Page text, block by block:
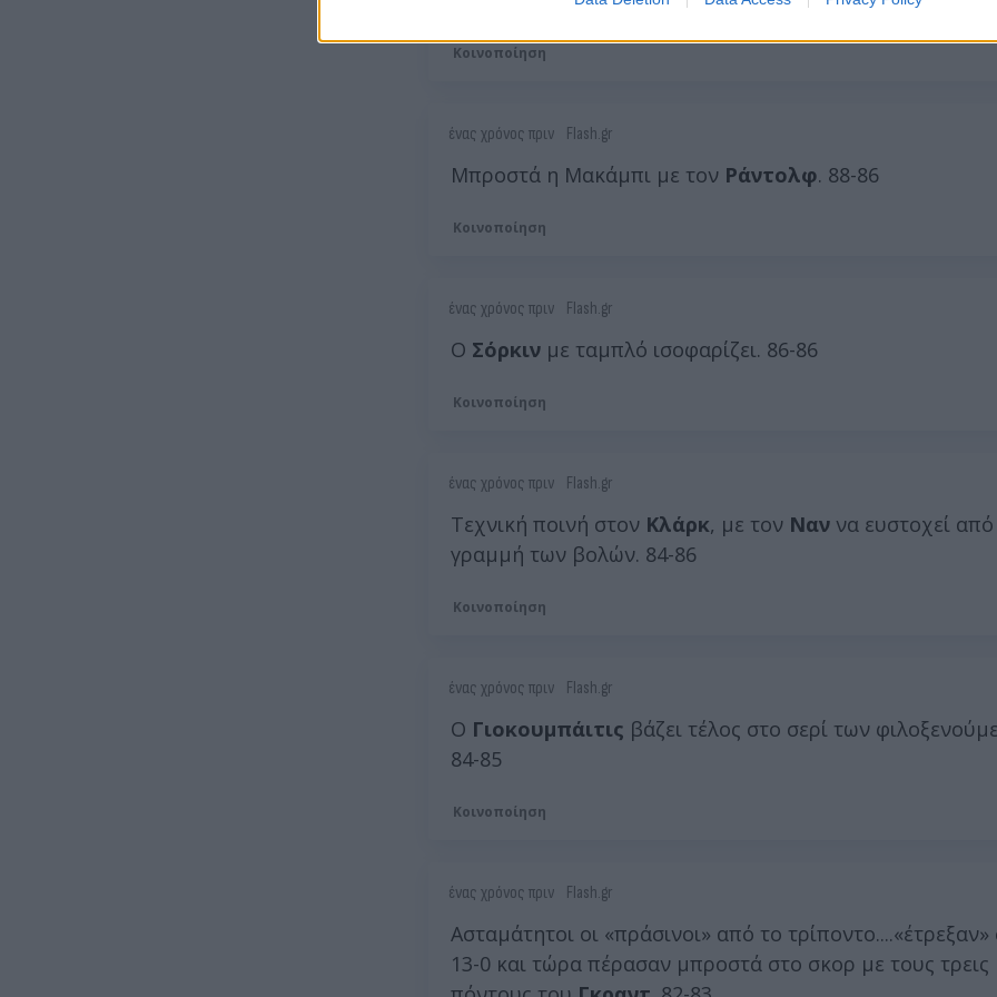
Κοινοποίηση
ένας χρόνος πριν Flash.gr
Μπροστά η Μακάμπι με τον Ράντολφ. 88-86
Κοινοποίηση
ένας χρόνος πριν Flash.gr
Ο Σόρκιν με ταμπλό ισοφαρίζει. 86-86
Κοινοποίηση
ένας χρόνος πριν Flash.gr
Τεχνική ποινή στον Κλάρκ, με τον Ναν να ευστοχεί
γραμμή των βολών. 84-86
Κοινοποίηση
ένας χρόνος πριν Flash.gr
Ο Γιοκουμπάιτις βάζει τέλος στο σερί των
84-85
Κοινοποίηση
ένας χρόνος πριν Flash.gr
Ασταμάτητοι οι «πράσινοι» από το τρίποντο....«έτρεξαν»
13-0 και τώρα πέρασαν μπροστά στο σκορ με τους τρεις